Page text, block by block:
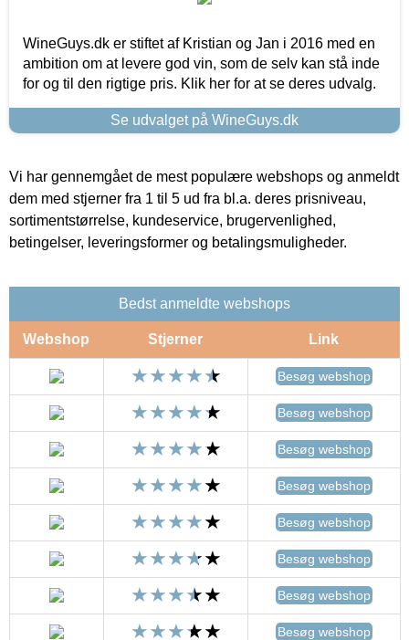
WineGuys.dk er stiftet af Kristian og Jan i 2016 med en
ambition om at levere god vin, som de selv kan stå inde
for og til den rigtige pris. Klik her for at se deres udvalg.
Se udvalget på WineGuys.dk
Vi har gennemgået de mest populære webshops og anmeldt
dem med stjerner fra 1 til 5 ud fra bl.a. deres prisniveau,
sortimentstørrelse, kundeservice, brugervenlighed,
betingelser, leveringsformer og betalingsmuligheder.
Bedst anmeldte webshops
Webshop Stjerner Link
Besøg webshop
Besøg webshop
Besøg webshop
Besøg webshop
Besøg webshop
Besøg webshop
Besøg webshop
Besøg webshop